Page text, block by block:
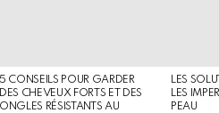
5 CONSEILS POUR GARDER
DES CHEVEUX FORTS ET DES
ONGLES RÉSISTANTS AU
LES
LES
PEAU